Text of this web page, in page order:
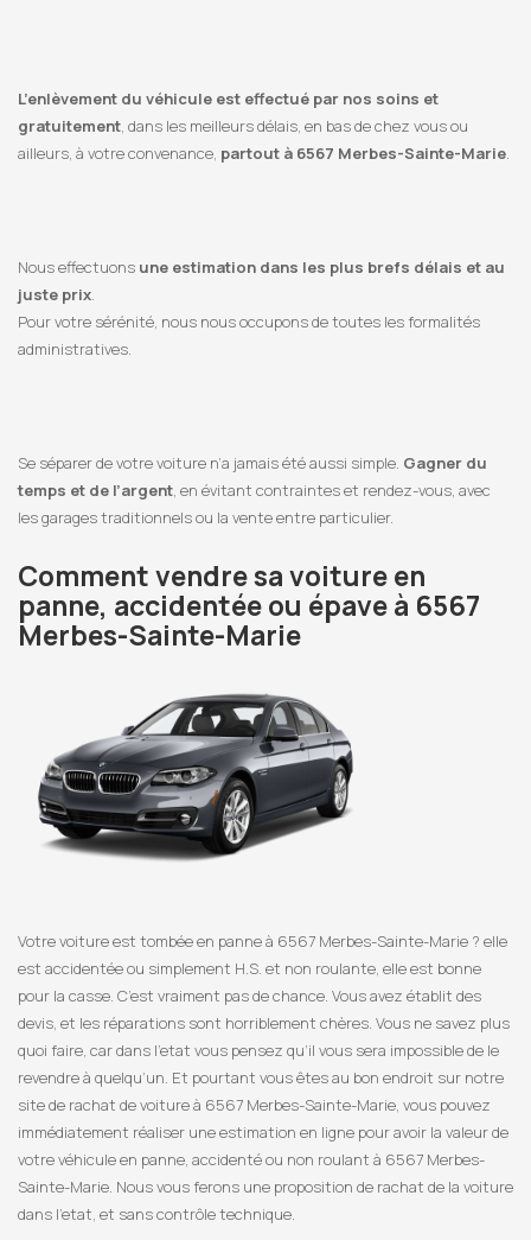
L’enlèvement du véhicule est effectué par nos soins et
gratuitement, dans les meilleurs délais, en bas de chez vous ou
ailleurs, à votre convenance, partout à 6567 Merbes-Sainte-Marie.
Nous effectuons une estimation dans les plus brefs délais et au
juste prix.
Pour votre sérénité, nous nous occupons de toutes les formalités
administratives.
Se séparer de votre voiture n’a jamais été aussi simple. Gagner du
temps et de l’argent, en évitant contraintes et rendez-vous, avec
les garages traditionnels ou la vente entre particulier.
Comment vendre sa voiture en
panne, accidentée ou épave à 6567
Merbes-Sainte-Marie
Votre voiture est tombée en panne à 6567 Merbes-Sainte-Marie ? elle
est accidentée ou simplement H.S. et non roulante, elle est bonne
pour la casse. C’est vraiment pas de chance. Vous avez établit des
devis, et les réparations sont horriblement chères. Vous ne savez plus
quoi faire, car dans l’etat vous pensez qu’il vous sera impossible de le
revendre à quelqu’un. Et pourtant vous êtes au bon endroit sur notre
site de rachat de voiture à 6567 Merbes-Sainte-Marie, vous pouvez
immédiatement réaliser une estimation en ligne pour avoir la valeur de
votre véhicule en panne, accidenté ou non roulant à 6567 Merbes-
Sainte-Marie. Nous vous ferons une proposition de rachat de la voiture
dans l’etat, et sans contrôle technique.